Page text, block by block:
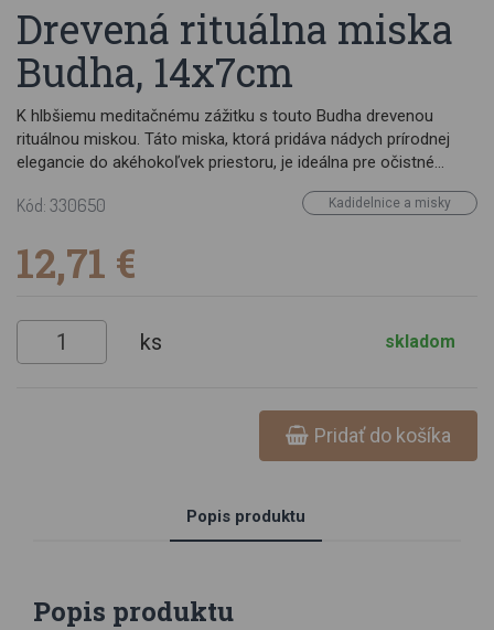
Drevená rituálna miska
Budha, 14x7cm
K hlbšiemu meditačnému zážitku s touto Budha drevenou
rituálnou miskou. Táto miska, ktorá pridáva nádych prírodnej
elegancie do akéhokoľvek priestoru, je ideálna pre očistné
jednoduché použitie a plynulý zážitok, zatiaľ čo robustná
Kód: 330650 Kadidelnice a misky
12,71 €
ks skladom
Pridať do košíka
Popis produktu
Popis produktu